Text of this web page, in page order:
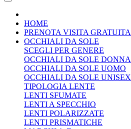
HOME
PRENOTA VISITA GRATUITA
OCCHIALI DA SOLE
SCEGLI PER GENERE
OCCHIALI DA SOLE DONNA
OCCHIALI DA SOLE UOMO
OCCHIALI DA SOLE UNISEX
TIPOLOGIA LENTE
LENTI SFUMATE
LENTI A SPECCHIO
LENTI POLARIZZATE
LENTI PRISMATICHE